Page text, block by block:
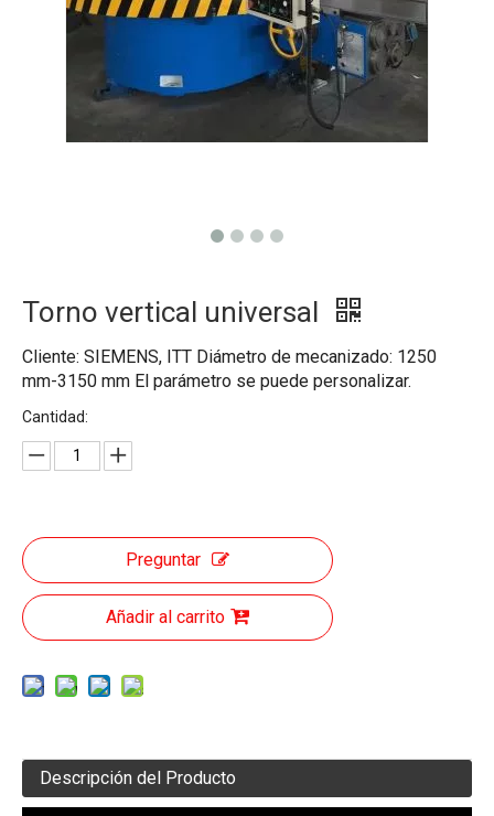
Torno vertical universal
Cliente: SIEMENS, ITT Diámetro de mecanizado: 1250
mm-3150 mm El parámetro se puede personalizar.
Cantidad:
Preguntar
Añadir al carrito
Descripción del Producto